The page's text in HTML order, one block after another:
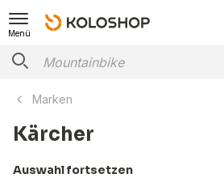
Menü
Marken
Kärcher
Auswahl fortsetzen